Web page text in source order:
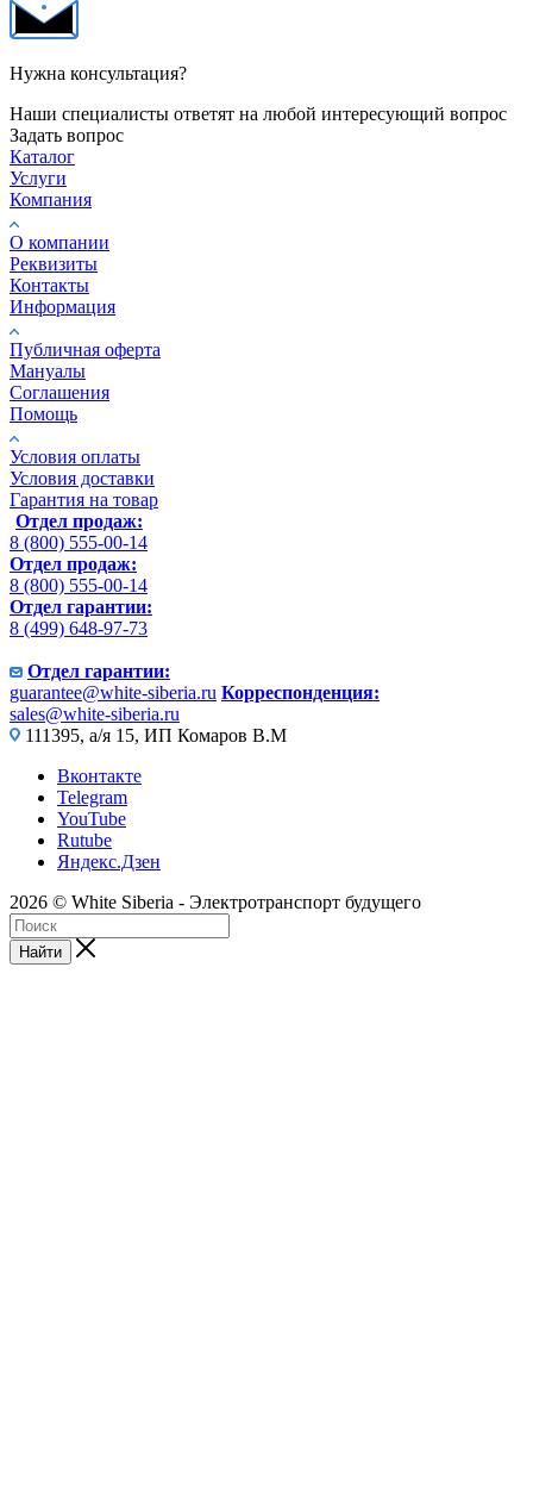
Нужна консультация?
Наши специалисты ответят на любой интересующий вопрос
Задать вопрос
Каталог
Услуги
Компания
О компании
Реквизиты
Контакты
Информация
Публичная оферта
Мануалы
Соглашения
Помощь
Условия оплаты
Условия доставки
Гарантия на товар
Отдел продаж:
8 (800) 555-00-14
Отдел продаж:
8 (800) 555-00-14
Отдел гарантии:
8 (499) 648-97-73
Отдел гарантии:
guarantee@white-siberia.ru Корреспонденция:
sales@white-siberia.ru
111395, а/я 15, ИП Комаров В.М
Вконтакте
Telegram
YouTube
Rutube
Яндекс.Дзен
2026 © White Siberia - Электротранспорт будущего
Найти